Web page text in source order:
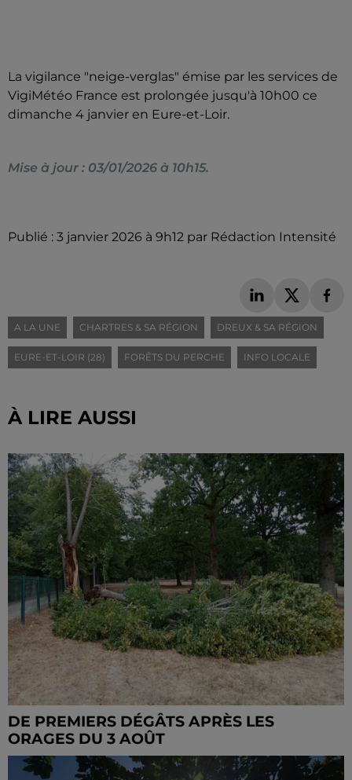
La vigilance "neige-verglas" émise par les services de
VigiMétéo France est prolongée jusqu'à 10h00 ce
dimanche 4 janvier en Eure-et-Loir.
Mise à jour : 03/01/2026 à 10h15.
Publié : 3 janvier 2026 à 9h12 par Rédaction Intensité
A LA UNE CHARTRES & SA RÉGION DREUX & SA RÉGION
EURE-ET-LOIR (28) FORÊTS DU PERCHE INFO LOCALE
À LIRE AUSSI
DE PREMIERS DÉGÂTS APRÈS LES
ORAGES DU 3 AOÛT